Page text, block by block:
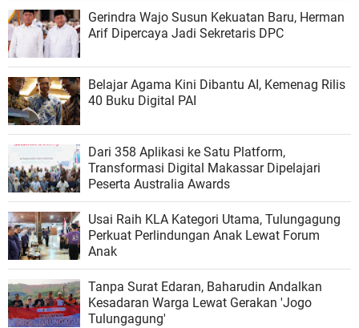
Gerindra Wajo Susun Kekuatan Baru, Herman
Arif Dipercaya Jadi Sekretaris DPC
Belajar Agama Kini Dibantu AI, Kemenag Rilis
40 Buku Digital PAI
Dari 358 Aplikasi ke Satu Platform,
Transformasi Digital Makassar Dipelajari
Peserta Australia Awards
Usai Raih KLA Kategori Utama, Tulungagung
Perkuat Perlindungan Anak Lewat Forum
Anak
Tanpa Surat Edaran, Baharudin Andalkan
Kesadaran Warga Lewat Gerakan 'Jogo
Tulungagung'